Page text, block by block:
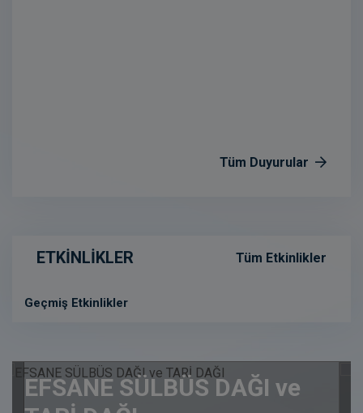
Tüm Duyurular
ETKİNLİKLER Tüm Etkinlikler
Geçmiş Etkinlikler
EFSANE SÜLBÜS DAĞI ve